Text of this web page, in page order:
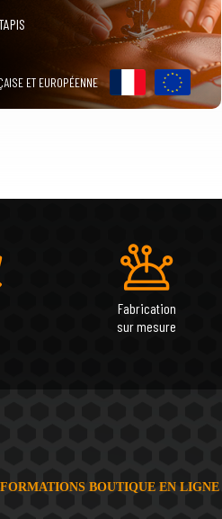
ET EUROPÉENNE
Fabrication
sur mesure
BOUTIQUE EN LIGNE